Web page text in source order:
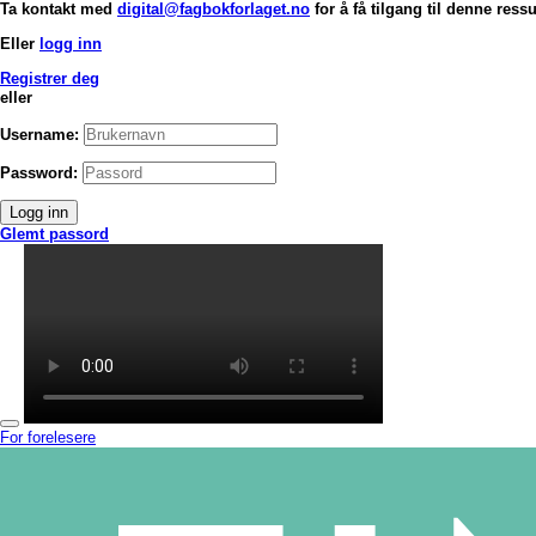
Ta kontakt med digital@fagbokforlaget.no for å få tilgang til denne
Eller logg inn
Registrer deg
eller
Username:
Password:
Logg inn
Glemt passord
For forelesere